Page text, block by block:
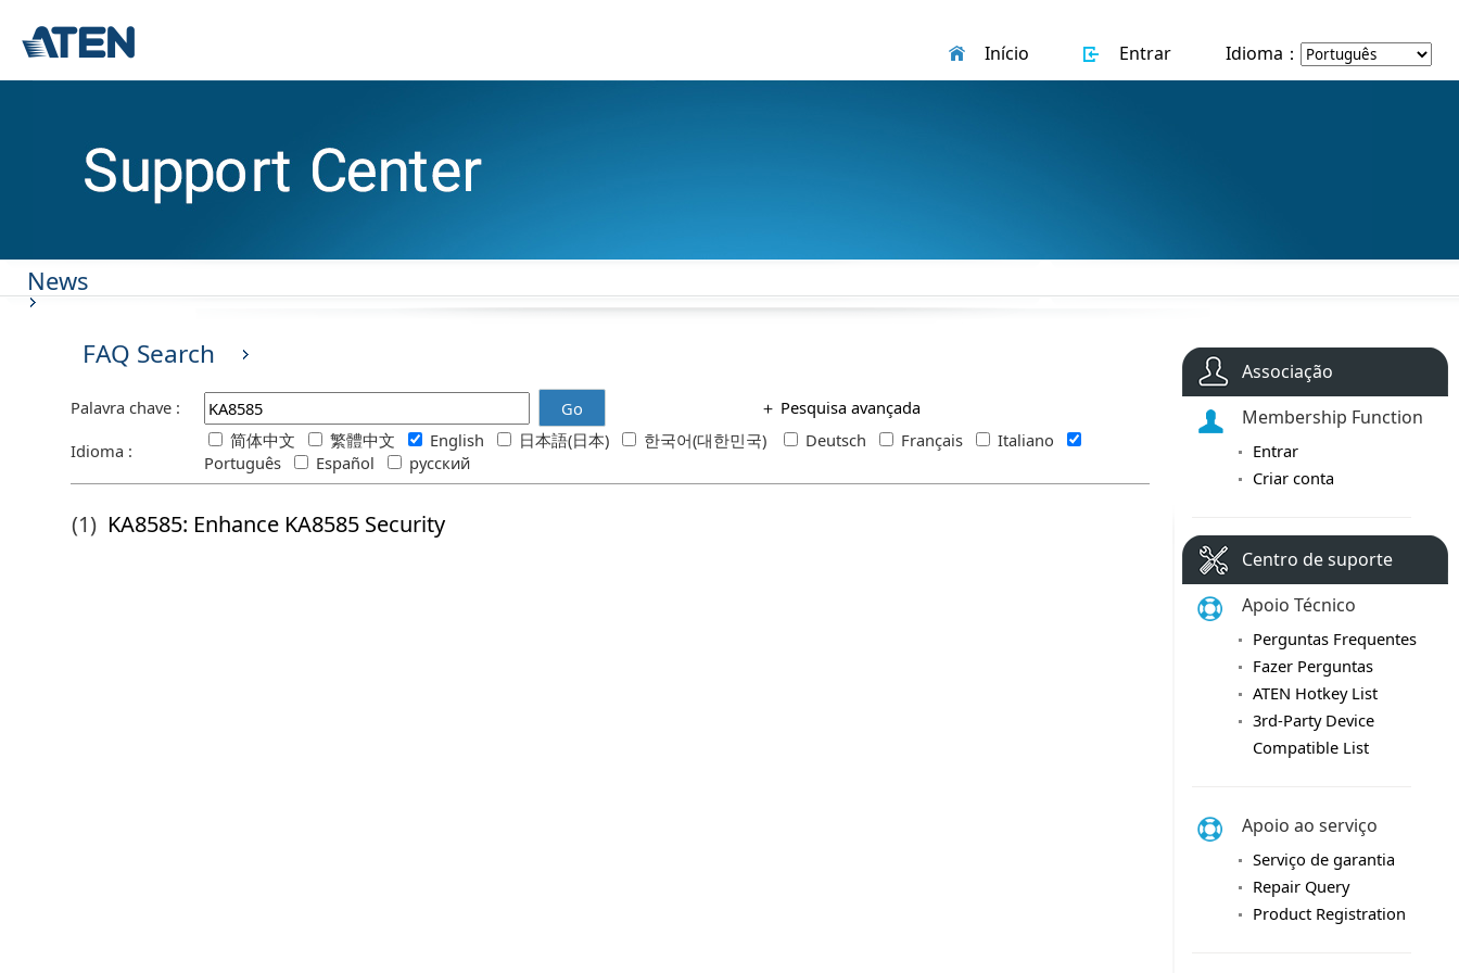
Início Entrar Idioma：
News
FAQ Search
Palavra chave : Go ＋ Pesquisa avançada
Idioma :
简体中文 繁體中文 English 日本語(日本) 한국어(대한민국) Deutsch Français
Italiano
Português
Español русский
Associação
Membership Function
Entrar
Criar conta
Centro de suporte
Apoio Técnico
Perguntas Frequentes
Fazer Perguntas
ATEN Hotkey List
3rd-Party Device
Compatible List
Apoio ao serviço
Serviço de garantia
Repair Query
Product Registration